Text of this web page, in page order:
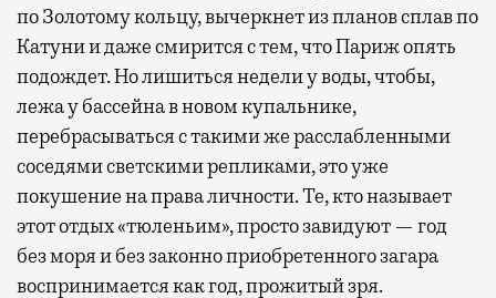
по Золотому кольцу, вычеркнет из планов сплав по
Катуни и даже смирится с тем, что Париж опять
подождет. Но лишиться недели у воды, чтобы,
лежа у бассейна в новом купальнике,
перебрасываться с такими же расслабленными
соседями светскими репликами, это уже
покушение на права личности. Те, кто называет
этот отдых «тюленьим», просто завидуют — год
без моря и без законно приобретенного загара
воспринимается как год, прожитый зря.